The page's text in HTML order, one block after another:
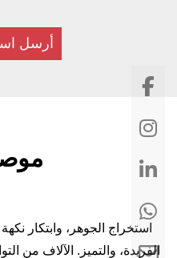
أرسل
استخراج الجوهر، وابتكار
الفريدة، والتميز. الآلاف من